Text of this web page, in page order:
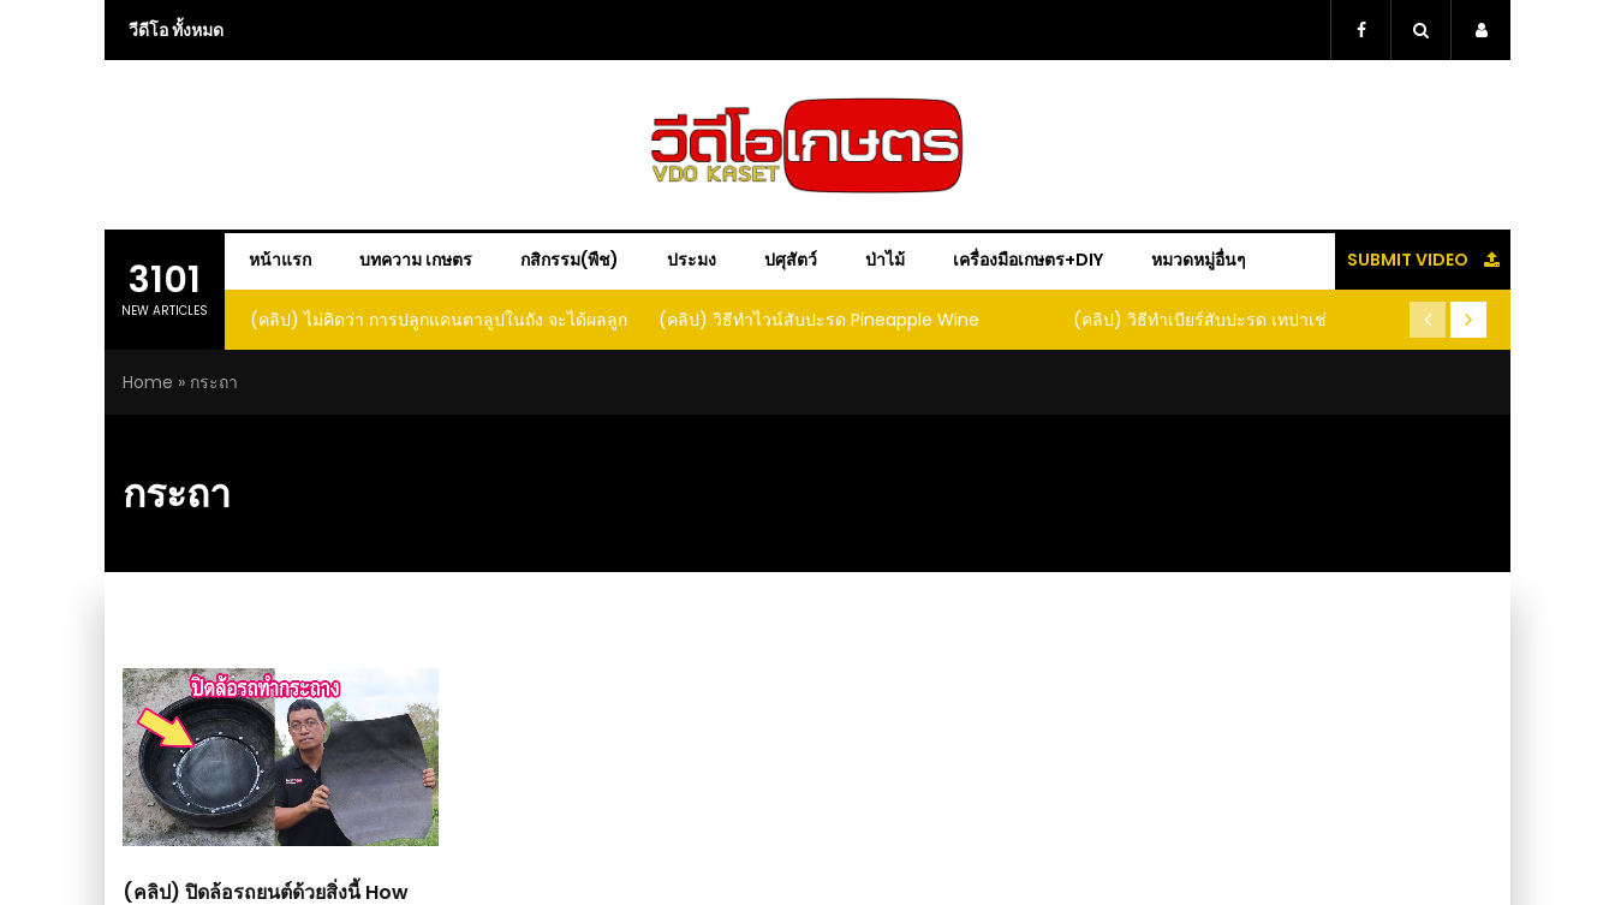
วีดีโอ ทั้งหมด
3101
NEW ARTICLES
หน้าแรก บทความ เกษตร กสิกรรม(พืช) ประมง ปศุสัตว์ ป่าไม้ เครื่องมือเกษตร+DIY หมวดหมู่อื่นๆ SUBMIT VIDEO
(คลิป) ไม่คิดว่า การปลูกแคนตาลูปในถัง จะได้ผลลูก
โตและหวานขนาดนี้ I didn’t expect that
(คลิป) วิธีทำไวน์สับปะรด Pineapple Wine (คลิป) วิธีทำเบียร์สับปะรด เทปาเช่
(คลิป) รู้แล้วจะหนาว!! หัวเดี
หนอนแมลง หนีกระเจิง
Home » กระถา
กระถา
(คลิป) ปิดล้อรถยนต์ด้วยสิ่งนี้ How